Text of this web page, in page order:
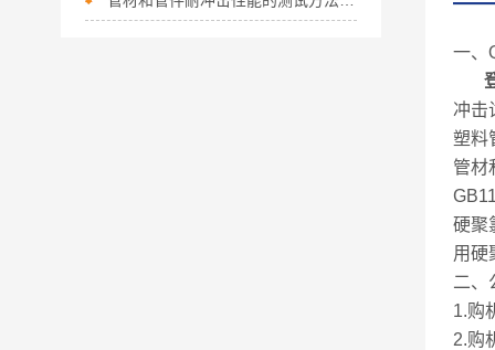
一、
冲击
塑料
管材
硬聚
用硬
二、
1.购
2.购